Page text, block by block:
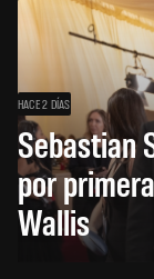
HACE 2 DÍAS
Sebastian
por
Wallis